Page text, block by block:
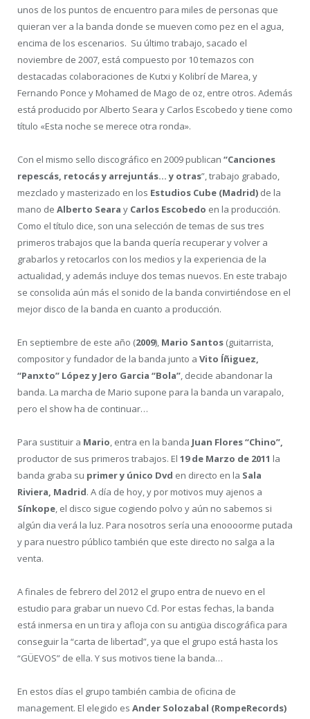
unos de los puntos de encuentro para miles de personas que
quieran ver a la banda donde se mueven como pez en el agua,
encima de los escenarios. Su último trabajo, sacado el
noviembre de 2007, está compuesto por 10 temazos con
destacadas colaboraciones de Kutxi y Kolibrí de Marea, y
Fernando Ponce y Mohamed de Mago de oz, entre otros. Además
está producido por Alberto Seara y Carlos Escobedo y tiene como
título «Esta noche se merece otra ronda».
Con el mismo sello discográfico en 2009 publican “Canciones
repescás, retocás y arrejuntás… y otras”, trabajo grabado,
mezclado y masterizado en los Estudios Cube (Madrid) de la
mano de Alberto Seara y Carlos Escobedo en la producción.
Como el título dice, son una selección de temas de sus tres
primeros trabajos que la banda quería recuperar y volver a
grabarlos y retocarlos con los medios y la experiencia de la
actualidad, y además incluye dos temas nuevos. En este trabajo
se consolida aún más el sonido de la banda convirtiéndose en el
mejor disco de la banda en cuanto a producción.
En septiembre de este año (2009), Mario Santos (guitarrista,
compositor y fundador de la banda junto a Vito Íñiguez,
“Panxto” López y Jero Garcia “Bola”, decide abandonar la
banda. La marcha de Mario supone para la banda un varapalo,
pero el show ha de continuar…
Para sustituir a Mario, entra en la banda Juan Flores “Chino”,
productor de sus primeros trabajos. El 19 de Marzo de 2011 la
banda graba su primer y único Dvd en directo en la Sala
Riviera, Madrid. A día de hoy, y por motivos muy ajenos a
Sínkope, el disco sigue cogiendo polvo y aún no sabemos si
algún dia verá la luz. Para nosotros sería una enoooorme putada
y para nuestro público también que este directo no salga a la
venta.
A finales de febrero del 2012 el grupo entra de nuevo en el
estudio para grabar un nuevo Cd. Por estas fechas, la banda
está inmersa en un tira y afloja con su antigüa discográfica para
conseguir la “carta de libertad”, ya que el grupo está hasta los
“GÜEVOS” de ella. Y sus motivos tiene la banda…
En estos días el grupo también cambia de oficina de
management. El elegido es Ander Solozabal (RompeRecords)